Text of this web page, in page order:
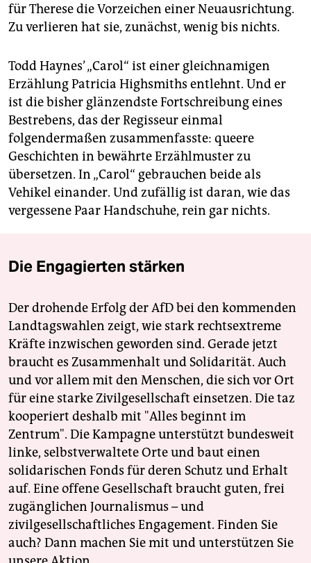
für Therese die Vorzeichen einer Neuausrichtung.
Zu verlieren hat sie, zunächst, wenig bis nichts.
Todd Haynes’ „Carol“ ist einer gleichnamigen
Erzählung Patricia Highsmiths entlehnt. Und er
ist die bisher glänzendste Fortschreibung eines
Bestrebens, das der Regisseur einmal
folgendermaßen zusammenfasste: queere
Geschichten in bewährte Erzählmuster zu
übersetzen. In „Carol“ gebrauchen beide als
Vehikel einander. Und zufällig ist daran, wie das
vergessene Paar Handschuhe, rein gar nichts.
Die Engagierten stärken
Der drohende Erfolg der AfD bei den kommenden
Landtagswahlen zeigt, wie stark rechtsextreme
Kräfte inzwischen geworden sind. Gerade jetzt
braucht es Zusammenhalt und Solidarität. Auch
und vor allem mit den Menschen, die sich vor Ort
für eine starke Zivilgesellschaft einsetzen. Die taz
kooperiert deshalb mit "Alles beginnt im
Zentrum". Die Kampagne unterstützt bundesweit
linke, selbstverwaltete Orte und baut einen
solidarischen Fonds für deren Schutz und Erhalt
auf. Eine offene Gesellschaft braucht guten, frei
zugänglichen Journalismus – und
zivilgesellschaftliches Engagement. Finden Sie
auch? Dann machen Sie mit und unterstützen Sie